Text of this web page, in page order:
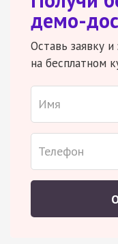
демо-
Оставь заявку
на бесплатном